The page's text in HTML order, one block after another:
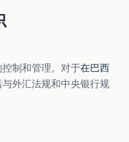
制和管理。对于在巴西
与外汇法规和中央银行规